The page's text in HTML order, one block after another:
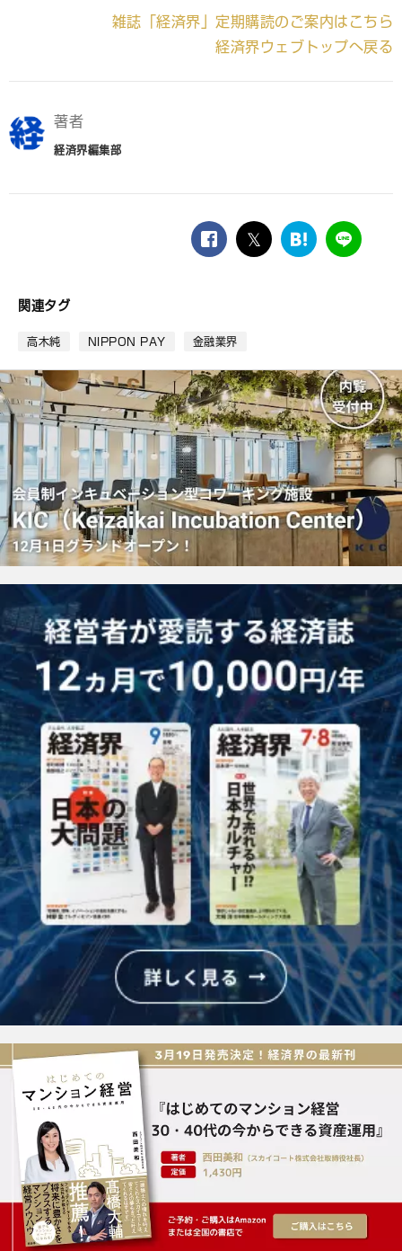
雑誌「経済界」定期購読のご案内はこちら
経済界ウェブトップへ戻る
著者
経済界編集部
facebook
twitter
は
ー
ク
LINE
関連タグ
高木純 NIPPON PAY 金融業界